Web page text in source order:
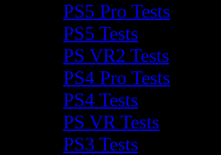
PS5 Pro Tests
PS5 Tests
PS VR2 Tests
PS4 Pro Tests
PS4 Tests
PS VR Tests
PS3 Tests